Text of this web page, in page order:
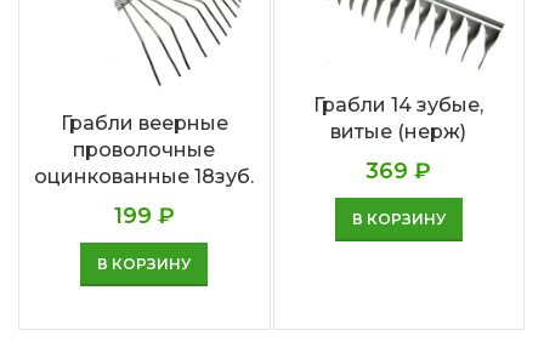
Грабли веерные
проволочные
оцинкованные 18зуб.
199 ₽
В КОРЗИНУ
Грабли 14 зубые,
витые (нерж)
369₽
В КОРЗИНУ